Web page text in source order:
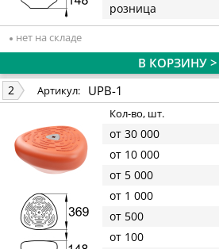
розница
нет на складе
В КОРЗИНУ >
2 Артикул: UPB-1
Кол-во, шт.
от 30 000
от 10 000
от 5 000
от 1 000
от 500
от 100